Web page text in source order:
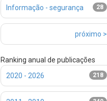
28
Informação - segurança
próximo >
Ranking anual de publicações
218
2020 - 2026